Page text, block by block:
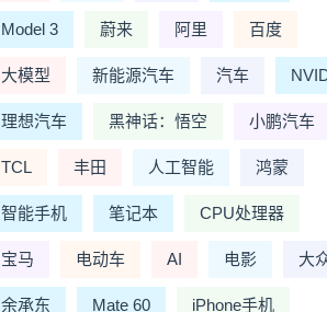
Model 3 蔚来 阿里 百度
大模型 新能源汽车 汽车
理想汽车 黑神话：悟空 小鹏汽车
TCL 丰田 人工智能 鸿蒙
智能手机 笔记本 CPU处理器
宝马 电动车 AI 电影 大
余承东 Mate 60 iPhone手机